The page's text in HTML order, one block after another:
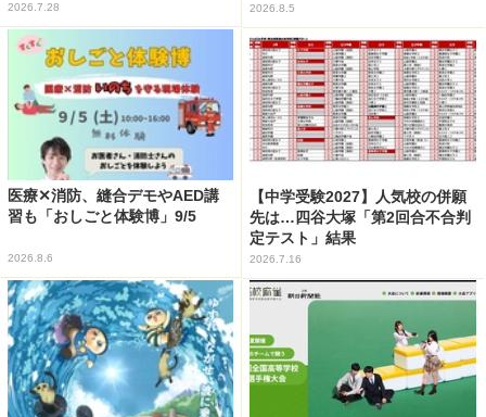
2026.7.28 2026.8.5
医療✕消防、縫合デモやAED講
習も「おしごと体験博」9/5
2026.8.6
【中学受験2027】人気校の併願
先は…四谷大塚「第2回合不合判
定テスト」結果
2026.7.16